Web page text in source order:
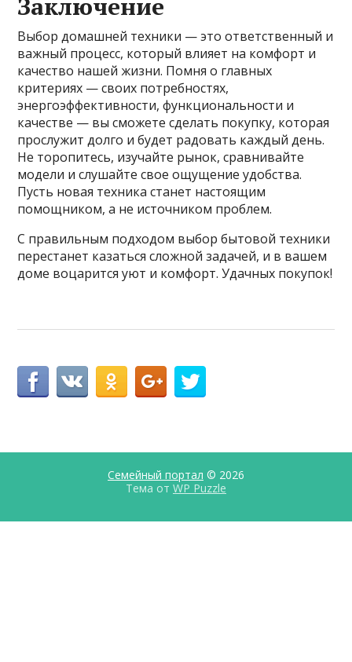
Выбор домашней техники — это ответственный и
важный процесс, который влияет на комфорт и
качество нашей жизни. Помня о главных
критериях — своих потребностях,
энергоэффективности, функциональности и
качестве — вы сможете сделать покупку, которая
прослужит долго и будет радовать каждый день.
Не торопитесь, изучайте рынок, сравнивайте
модели и слушайте свое ощущение удобства.
Пусть новая техника станет настоящим
помощником, а не источником проблем.
С правильным подходом выбор бытовой техники
перестанет казаться сложной задачей, и в вашем
доме воцарится уют и комфорт. Удачных покупок!
Семейный портал © 2026
Тема от WP Puzzle